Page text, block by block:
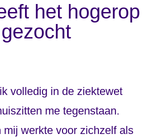
het hogerop
gezocht
volledig in de ziektewet
me tegenstaan.
mij werkte voor zichzelf als